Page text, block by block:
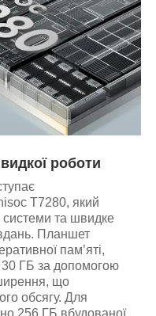
роботи
T7280, який
системи та швидке
Планшет
пам’яті,
ГБ за допомогою
що
обсягу. Для